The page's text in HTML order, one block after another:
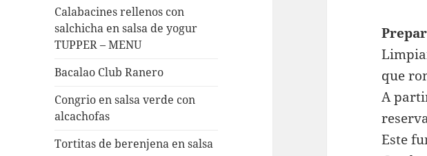
Calabacines rellenos con
salchicha en salsa de yogur
TUPPER – MENU
Bacalao Club Ranero
Congrio en salsa verde con
alcachofas
Tortitas de berenjena en salsa
que
A
Este